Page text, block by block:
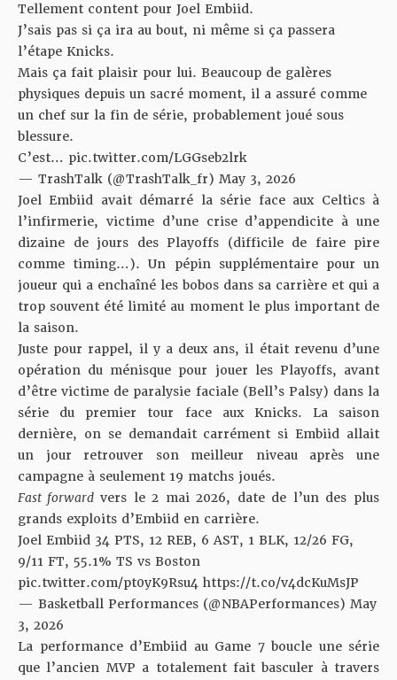
Tellement content pour Joel Embiid.
J’sais pas si ça ira au bout, ni même si ça passera
l’étape Knicks.
Mais ça fait plaisir pour lui. Beaucoup de galères
physiques depuis un sacré moment, il a assuré comme
un chef sur la fin de série, probablement joué sous
blessure.
C’est… pic.twitter.com/LGGseb2lrk
— TrashTalk (@TrashTalk_fr) May 3, 2026
Joel Embiid avait démarré la série face aux Celtics à
l’infirmerie, victime d’une crise d’appendicite à une
dizaine de jours des Playoffs (difficile de faire pire
comme timing…). Un pépin supplémentaire pour un
joueur qui a enchaîné les bobos dans sa carrière et qui a
trop souvent été limité au moment le plus important de
la saison.
Juste pour rappel, il y a deux ans, il était revenu d’une
opération du ménisque pour jouer les Playoffs, avant
d’être victime de paralysie faciale (Bell’s Palsy) dans la
série du premier tour face aux Knicks. La saison
dernière, on se demandait carrément si Embiid allait
un jour retrouver son meilleur niveau après une
campagne à seulement 19 matchs joués.
Fast forwardvers le 2 mai 2026, date de l’un des plus
grands exploits d’Embiid en carrière.
Joel Embiid 34 PTS, 12 REB, 6 AST, 1 BLK, 12/26 FG,
9/11 FT, 55.1% TS vs Boston
pic.twitter.com/pt0yK9Rsu4 https://t.co/v4dcKuMsJP
— Basketball Performances (@NBAPerformances) May
3, 2026
La performance d’Embiid au Game 7 boucle une série
que l’ancien MVP a totalement fait basculer à travers